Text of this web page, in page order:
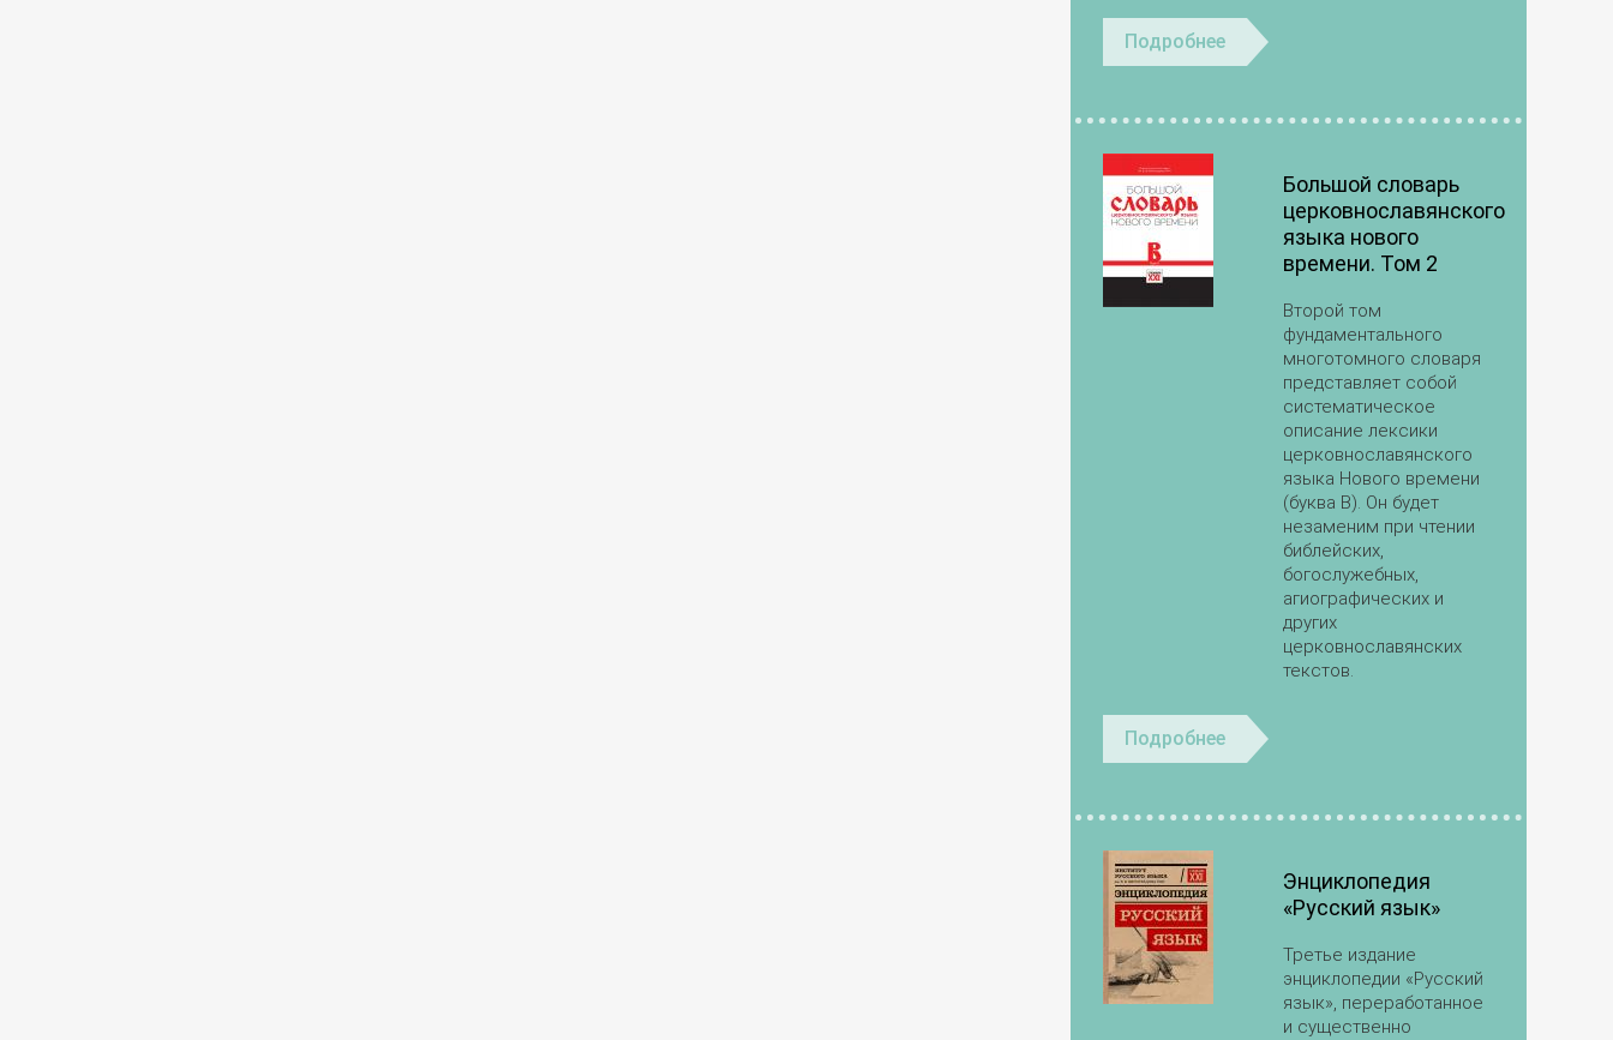
Подробнее
Большой словарь
церковнославянского
языка нового
времени. Том 2
Второй том
фундаментального
многотомного словаря
представляет собой
систематическое
описание лексики
церковнославянского
языка Нового времени
(буква В). Он будет
незаменим при чтении
библейских,
богослужебных,
агиографических и
других
церковнославянских
текстов.
Подробнее
Энциклопедия
«Русский язык»
Третье издание
энциклопедии «Русский
язык», переработанное
и существенно